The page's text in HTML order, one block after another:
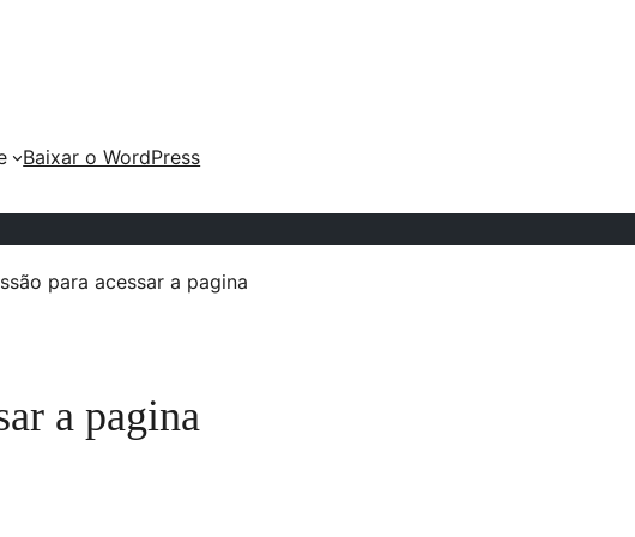
Baixar o WordPress
para acessar a pagina
a pagina